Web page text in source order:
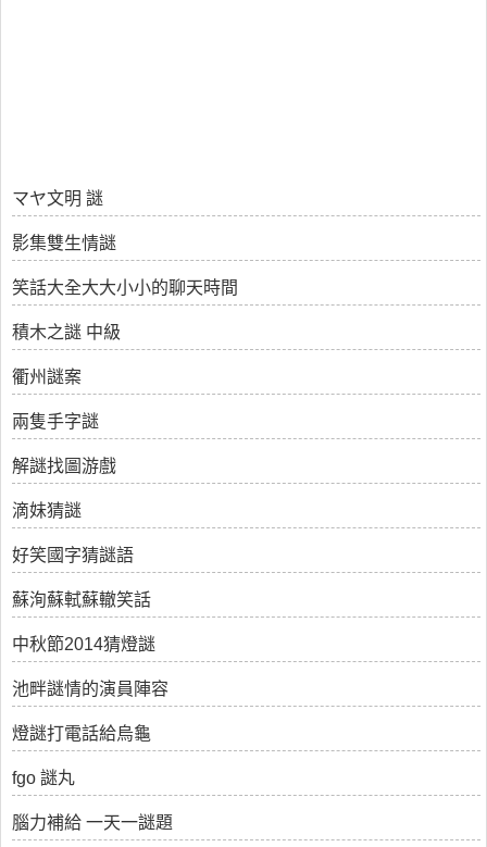
マヤ文明 謎
影集雙生情謎
笑話大全大大小小的聊天時間
積木之謎 中級
衢州謎案
兩隻手字謎
解謎找圖游戲
滴妹猜謎
好笑國字猜謎語
蘇洵蘇軾蘇轍笑話
中秋節2014猜燈謎
池畔謎情的演員陣容
燈謎打電話給烏龜
fgo 謎丸
腦力補給 一天一謎題